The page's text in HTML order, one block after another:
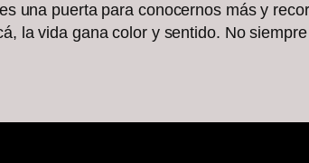
una puerta para conocernos más y
la vida gana color y sentido. No